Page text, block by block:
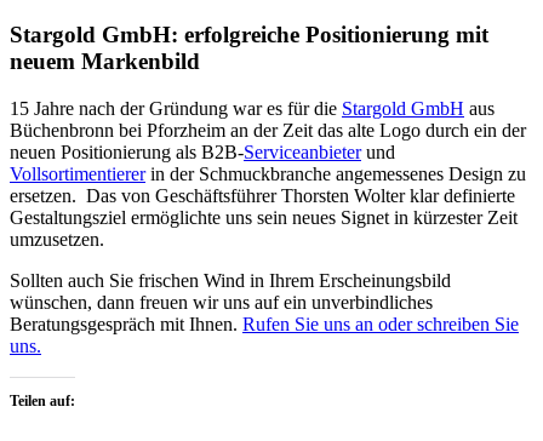
Stargold GmbH: erfolgreiche Positionierung mit
neuem Markenbild
15 Jahre nach der Gründung war es für die Stargold GmbH aus
Büchenbronn bei Pforzheim an der Zeit das alte Logo durch ein der
neuen Positionierung als B2B-Serviceanbieterund
Vollsortimentiererin der Schmuckbranche angemessenes Design zu
ersetzen. Das von Geschäftsführer Thorsten Wolter klar definierte
Gestaltungsziel ermöglichte uns sein neues Signet in kürzester Zeit
umzusetzen.
Sollten auch Sie frischen Wind in Ihrem Erscheinungsbild
wünschen, dann freuen wir uns auf ein unverbindliches
Beratungsgespräch mit Ihnen. Rufen Sie uns an oder schreiben Sie
uns.
Teilen auf: